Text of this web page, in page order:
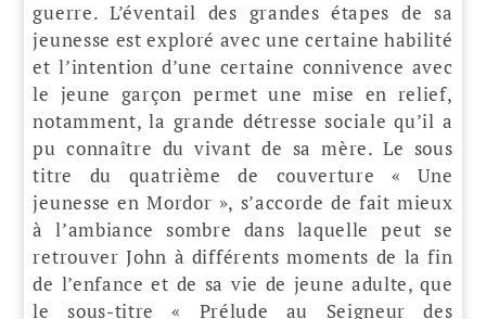
guerre. L’éventail des grandes étapes de sa
jeunesse est exploré avec une certaine habilité
et l’intention d’une certaine connivence avec
le jeune garçon permet une mise en relief,
notamment, la grande détresse sociale qu’il a
pu connaître du vivant de sa mère. Le sous
titre du quatrième de couverture « Une
jeunesse en Mordor », s’accorde de fait mieux
à l’ambiance sombre dans laquelle peut se
retrouver John à différents moments de la fin
de l’enfance et de sa vie de jeune adulte, que
le sous-titre « Prélude au Seigneur des